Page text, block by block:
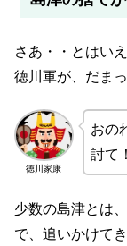
さあ・・とはい
徳川軍が、だま
徳川家康
おの
討て！
少数の島津とは
で、追いかけてき